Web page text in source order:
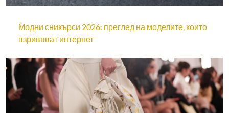
Модни сникърси 2026: преглед на моделите, които
взривяват интернет